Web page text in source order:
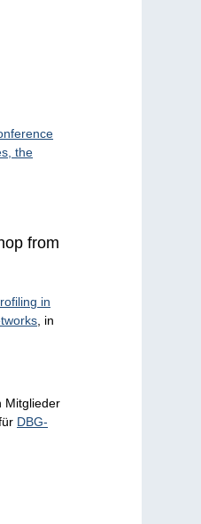
the
from
in
, in
Mitglieder
DBG-